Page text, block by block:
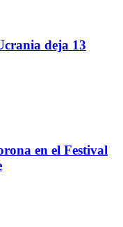
deja 13
en el Festival